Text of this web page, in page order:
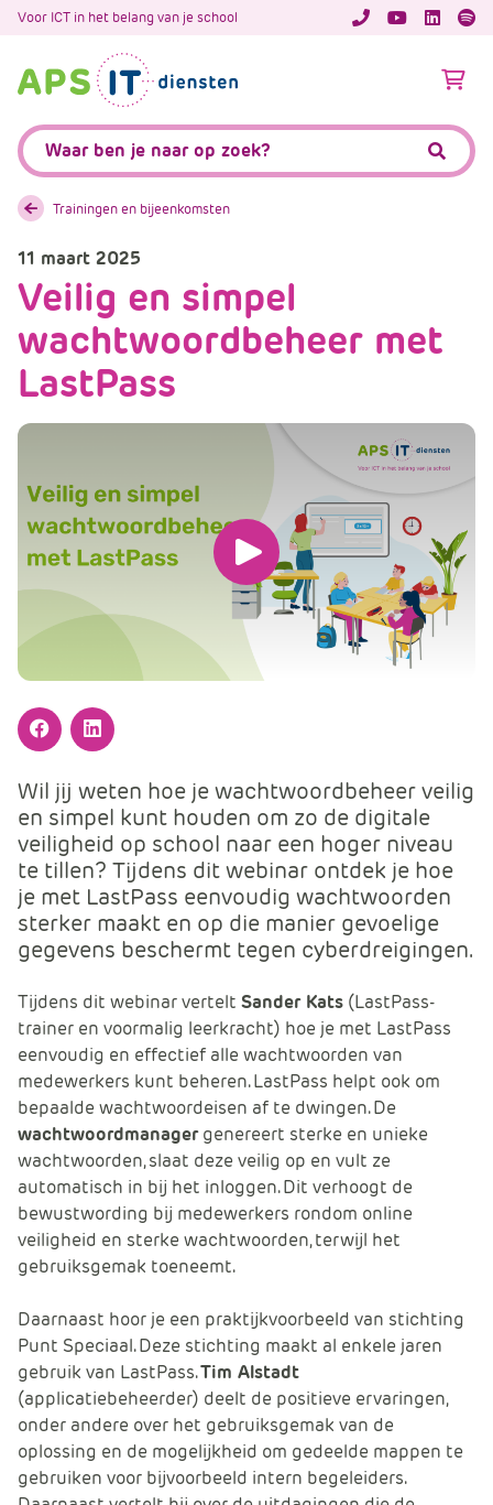
Voor ICT in het belang van je school
Zoeken:
A
s
.
F
e
C
o
m
r
c
e
C
r
t
T
t
Trainingen en bijeenkomsten
11 maart 2025
Veilig en simpel
wachtwoordbeheer met
LastPass
Speel
de
video
af
FacebookLinkedIn
Wil jij weten hoe je wachtwoordbeheer veilig
en simpel kunt houden om zo de digitale
veiligheid op school naar een hoger niveau
te tillen? Tijdens dit webinar ontdek je hoe
je met LastPass eenvoudig wachtwoorden
sterker maakt en op die manier gevoelige
gegevens beschermt tegen cyberdreigingen.
Tijdens dit webinar vertelt Sander Kats (LastPass-
trainer en voormalig leerkracht) hoe je met LastPass
eenvoudig en effectief alle wachtwoorden van
medewerkers kunt beheren. LastPass helpt ook om
bepaalde wachtwoordeisen af te dwingen. De
wachtwoordmanagergenereert sterke en unieke
wachtwoorden, slaat deze veilig op en vult ze
automatisch in bij het inloggen. Dit verhoogt de
bewustwording bij medewerkers rondom online
veiligheid en sterke wachtwoorden, terwijl het
gebruiksgemak toeneemt.
Daarnaast hoor je een praktijkvoorbeeld van stichting
Punt Speciaal. Deze stichting maakt al enkele jaren
gebruik van LastPass.Tim Alstadt
(applicatiebeheerder) deelt de positieve ervaringen,
onder andere over het gebruiksgemak van de
oplossing en de mogelijkheid om gedeelde mappen te
gebruiken voor bijvoorbeeld intern begeleiders.